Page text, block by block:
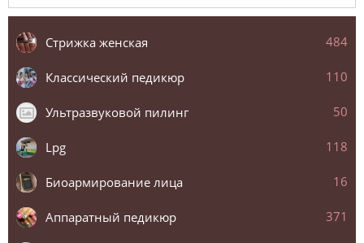
Стрижка женская 484
Классический педикюр 110
Ультразвуковой пилинг 50
Lpg 118
Биоармирование лица 16
Аппаратный педикюр 371